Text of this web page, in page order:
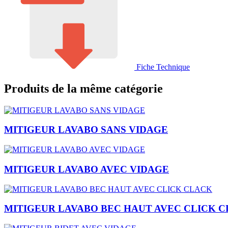
Fiche Technique
Produits de la même catégorie
MITIGEUR LAVABO SANS VIDAGE
MITIGEUR LAVABO AVEC VIDAGE
MITIGEUR LAVABO BEC HAUT AVEC CLICK